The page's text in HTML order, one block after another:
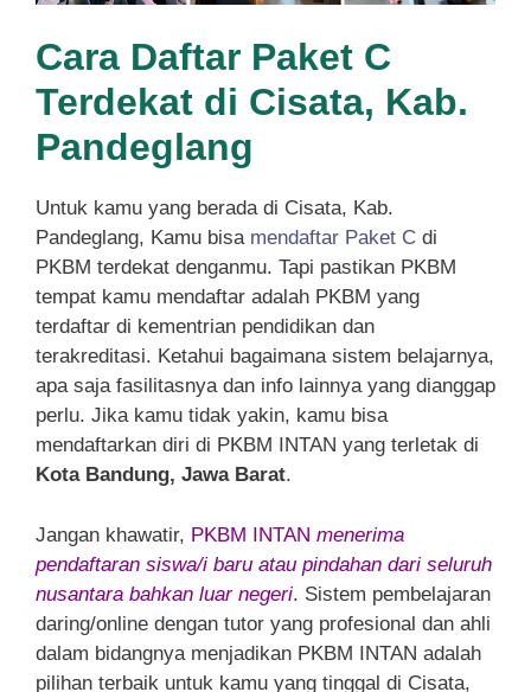
Cara Daftar Paket C
Terdekat di Cisata, Kab.
Pandeglang
Untuk kamu yang berada di Cisata, Kab.
Pandeglang, Kamu bisa mendaftar Paket C di
PKBM terdekat denganmu. Tapi pastikan PKBM
tempat kamu mendaftar adalah PKBM yang
terdaftar di kementrian pendidikan dan
terakreditasi. Ketahui bagaimana sistem belajarnya,
apa saja fasilitasnya dan info lainnya yang dianggap
perlu. Jika kamu tidak yakin, kamu bisa
mendaftarkan diri di PKBM INTAN yang terletak di
Kota Bandung, Jawa Barat.
Jangan khawatir, PKBM INTAN menerima
pendaftaran siswa/i baru atau pindahan dari seluruh
nusantara bahkan luar negeri. Sistem pembelajaran
daring/online dengan tutor yang profesional dan ahli
dalam bidangnya menjadikan PKBM INTAN adalah
pilihan terbaik untuk kamu yang tinggal di Cisata,